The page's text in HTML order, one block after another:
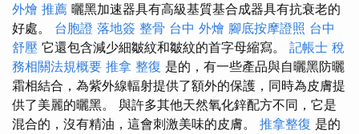
外燴 推薦 曬黑加速器具有高級基質基合成器具有抗衰老的
好處。 台胞證 落地簽 整骨 台中 外燴 腳底按摩證照 台中
舒壓 它還包含減少細皺紋和皺紋的首字母縮寫。 記帳士 稅
務相關法規概要 推拿 整復 是的，有一些產品與自曬黑防曬
霜相結合，為紫外線輻射提供了額外的保護，同時為皮膚提
供了美麗的曬黑。 與許多其他天然氧化鋅配方不同，它是
混合的，沒有精油，這會刺激美味的皮膚。 推拿整復 是的